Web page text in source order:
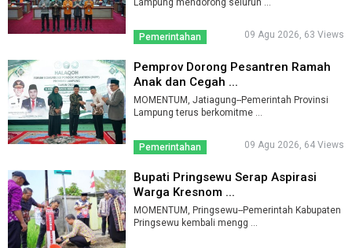
Pemerintahan 09 Agu 2026, 63 Views
Pemprov Dorong Pesantren Ramah
Anak dan Cegah ...
MOMENTUM, Jatiagung--Pemerintah Provinsi
Lampung terus berkomitme ...
Pemerintahan 09 Agu 2026, 64 Views
Bupati Pringsewu Serap Aspirasi
Warga Kresnom ...
MOMENTUM, Pringsewu--Pemerintah Kabupaten
Pringsewu kembali mengg ...